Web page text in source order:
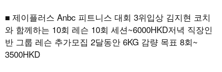
■ 제이플러스 Anbc 피트니스 대회 3위입상 김지현 코치
와 함께하는 10회 레슨 10회 세션~6000HKD저녁 직장인
반 그룹 레슨 추가모집 2달동안 6KG 감량 목표 8회~
3500HKD